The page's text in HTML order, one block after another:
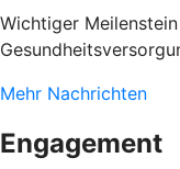
Wichtiger
Mehr Nachrichten
Engagement